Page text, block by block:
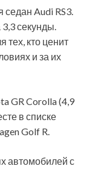
седан Audi RS3.
3,3 секунды.
тех, кто ценит
и за их
GR Corolla (4,9
в списке
Golf R.
автомобилей с